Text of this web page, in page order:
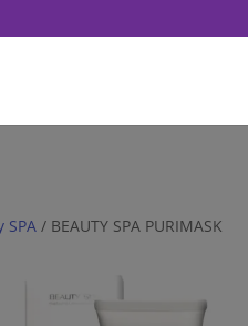
fbq('track',
SPA/ BEAUTY SPA PURIMASK